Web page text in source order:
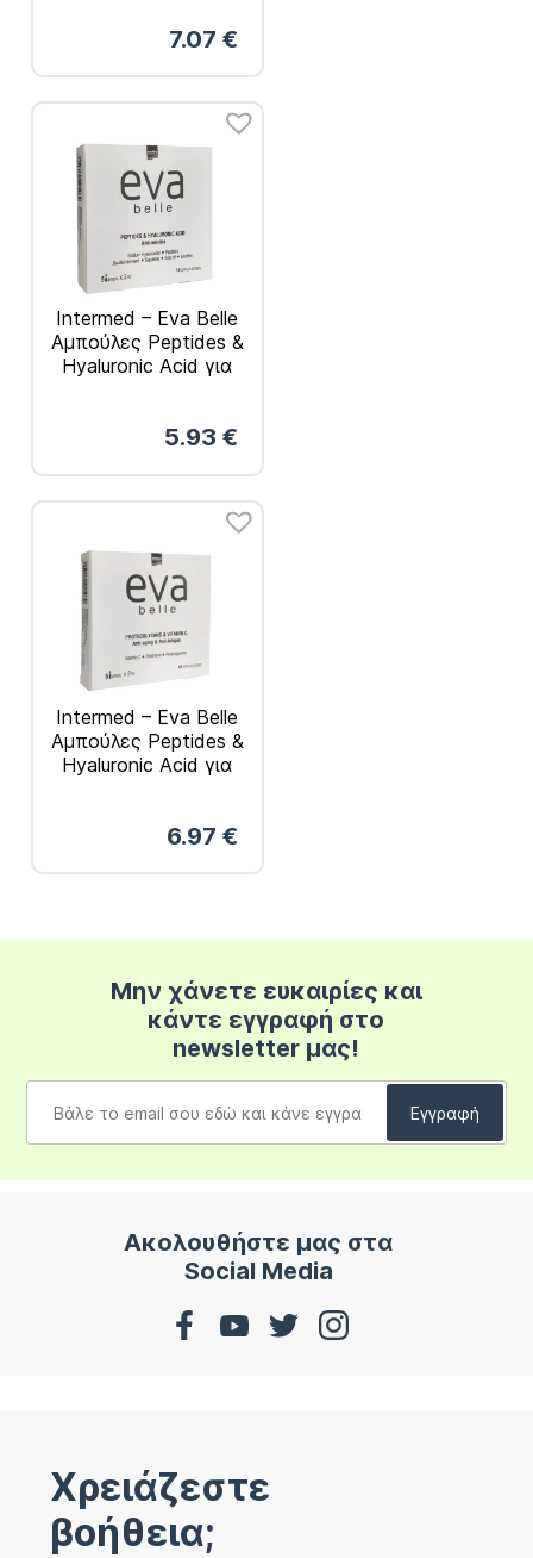
7.07 €
Intermed – Eva Belle
Αμπούλες Peptides &
Hyaluronic Acid για
Ρυτίδων 5x2ml
5.93 €
Intermed – Eva Belle
Αμπούλες Peptides &
Hyaluronic Acid για
Σημαδιών Γήρανσης
6.97 €
Μην χάνετε ευκαιρίες και
κάντε εγγραφή στο
newsletter μας!
Ακολουθήστε μας στα
Social Media
Χρειάζεστε
βοήθεια;